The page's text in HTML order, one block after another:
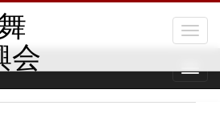
Toggle
Toggle